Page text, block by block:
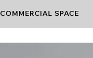
COMMERCIAL SPACE